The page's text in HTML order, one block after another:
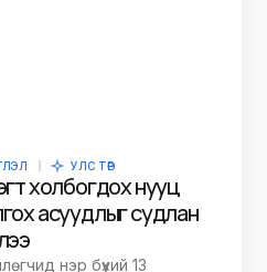
УЛС ТӨР
холбогдох нууц
асуудлыг судлан
нэр бүхий 13